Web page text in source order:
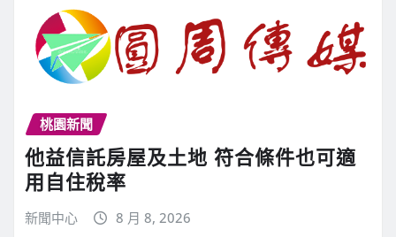
桃園新聞
他益信託房屋及土地 符合條件也可適
用自住稅率
新聞中心 8 月 8, 2026